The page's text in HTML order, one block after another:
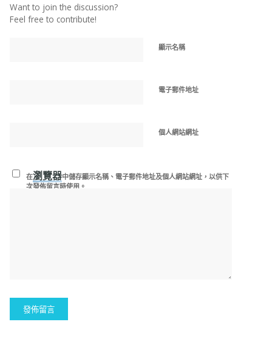
Want to join the discussion?
Feel free to contribute!
顯示名稱
電子郵件地址
個人網站網址
在瀏覽器中儲存顯示名稱、電子郵件地址及個人網站網址，以供下
次發佈留言時使用。